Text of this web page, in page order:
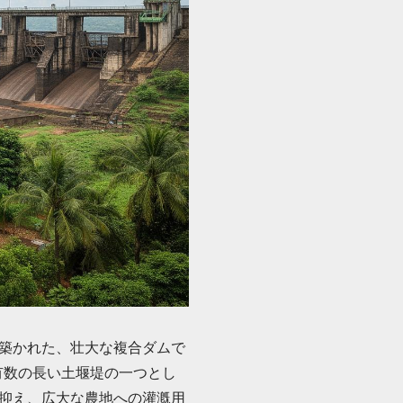
かれた、壮大な複合ダムで
の長い土堰堤の一つとし
え、広大な農地への灌漑用